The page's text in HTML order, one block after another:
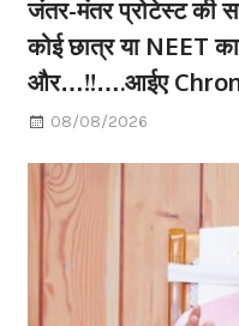
जंतर-मंतर प्रोटेस्ट की
कोई छात्र या NEET
और…!!….आईए
08/08/2026